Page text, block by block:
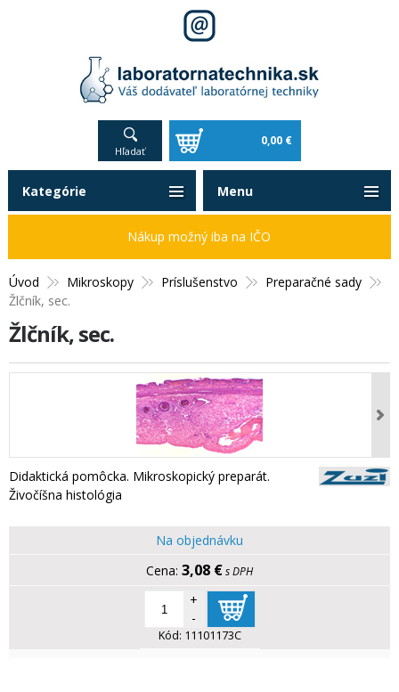
Hľadať
0,00 €
Úvod Mikroskopy Príslušenstvo
Preparačné sady
Žlčník, sec.
Žlčník, sec.
Didaktická pomôcka. Mikroskopický preparát.
Živočíšna histológia
Na objednávku
3,08 €s DPH
+
-
Kód: 11101173C
Kategórie
Nákup možný iba na IČO
Menu